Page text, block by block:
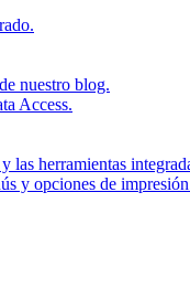
nuestro blog.
Access.
las herramientas
y opciones de